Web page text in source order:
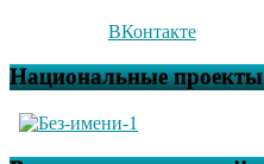
ВКонтакте
Национальные проекты